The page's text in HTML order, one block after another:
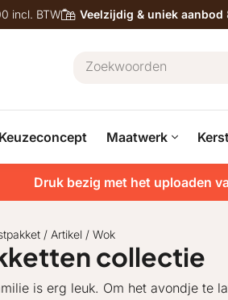
incl. BTW Veelzijdig & uniek aanbod
Keuzeconcept Maatwerk
Druk bezig met het uploaden
/ Artikel / Wok
collectie
is erg leuk. Om het avondje te